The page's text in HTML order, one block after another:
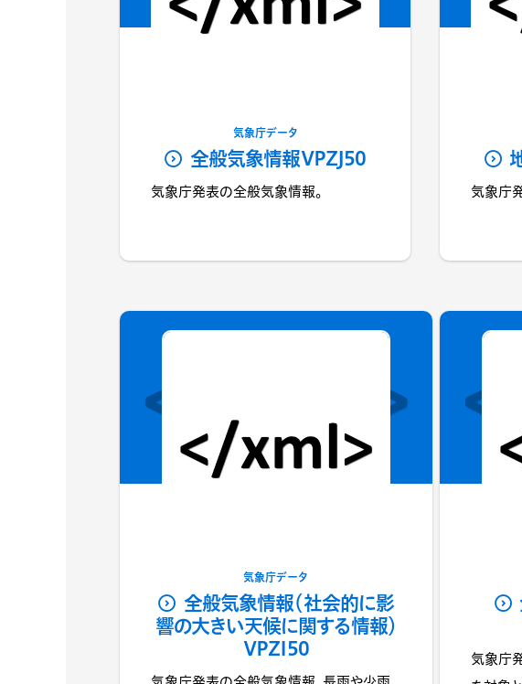
気象庁データ
全般気象情報VPZJ50
気象庁発表の全般気象情報。 気象庁
気象庁データ
全般気象情報（社会的に影
響の大きい天候に関する情報）
VPZI50
気象庁